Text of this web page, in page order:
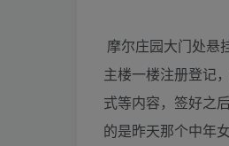
摩尔庄园大门处悬
主楼一楼注册登记
式等内容，签好之
的是昨天那个中年